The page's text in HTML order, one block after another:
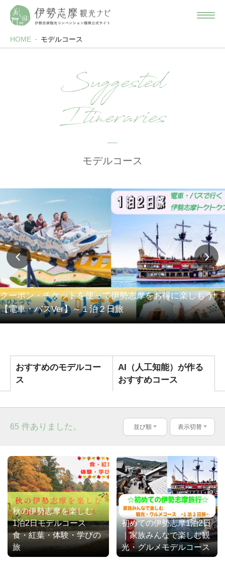
HOME モデルコース
Suggested
Itineraries
モデルコース
クーポン・チケットを使って伊勢志摩をお得に楽しもう!
【電車・バスVer】～１泊２日旅
おすすめのモデルコー
ス
AI（人工知能）が作る
おすすめコース
65 件ありました。 並び順 表示切替
秋の伊勢志摩を楽しむ
1泊2日モデルコース
食・紅葉・体験・学びの
旅
初めての伊勢志摩1泊2日
｜家族みんなで楽しむ観
光・グルメモデルコース